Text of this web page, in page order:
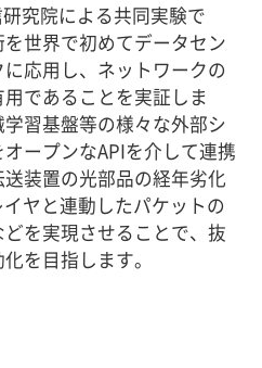
究院による共同実験で
世界で初めてデータセン
応用し、ネットワークの
であることを実証しま
習基盤等の様々な外部シ
ープンなAPIを介して連携
装置の光部品の経年劣化
ヤと連動したパケットの
を実現させることで、抜
を目指します。